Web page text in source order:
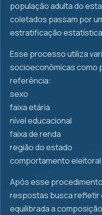
população adulta do
coletados passam por
estratificação
Esse processo utiliza
socioeconômicas como
referência:
sexo
faixa etária
nível educacional
faixa de renda
região do estado
comportamento
Após esse
respostas busca refletir
equilibrada a